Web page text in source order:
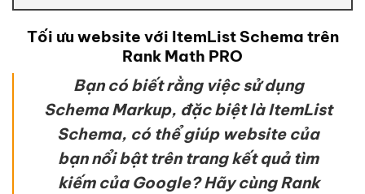
Tối ưu website với ItemList Schema trên
Rank Math PRO
Bạn có biết rằng việc sử dụng
Schema Markup, đặc biệt là ItemList
Schema, có thể giúp website của
bạn nổi bật trên trang kết quả tìm
kiếm của Google? Hãy cùng Rank